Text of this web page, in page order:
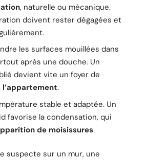
, naturelle ou mécanique.
doivent rester dégagées et
les surfaces mouillées dans
après une douche. Un
devient vite un foyer de
l’appartement.
stable et adaptée. Un
favorise la condensation, qui
de moisissures.
suspecte sur un mur, une